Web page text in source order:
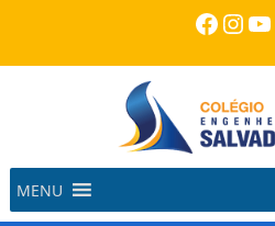
o
MENU